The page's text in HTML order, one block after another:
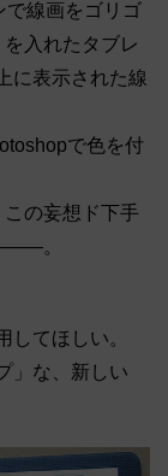
で線画をゴリゴ
入れたタブレ
に表示された線
で色を付
の妄想ド下手
。
してほしい。
」な、新しい